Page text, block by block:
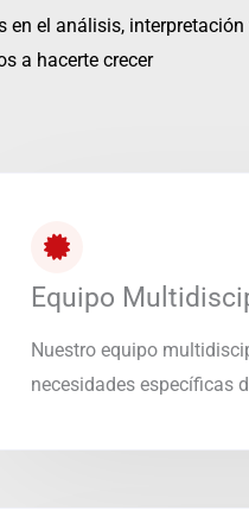
en el análisis,
a hacerte crecer
Equipo
Nuestro equipo
necesidades específicas